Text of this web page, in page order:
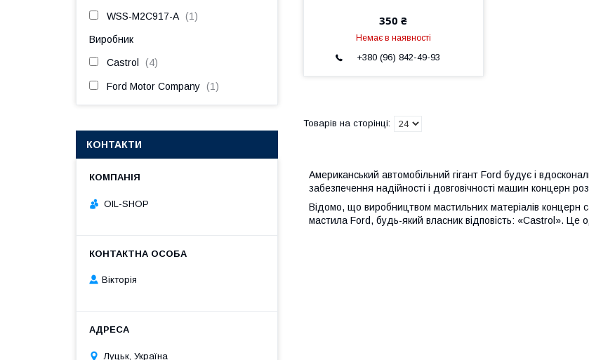
350 ₴
Немає в наявності
+380 (96) 842-49-93
Американський автомобільний гігант Ford будує і
забезпечення надійності і довговічності машин концерн
Відомо, що виробництвом мастильних матеріалів концерн
мастила Ford, будь-який власник відповість: «Castrol». Це
WSS-M2C917-A 1
Виробник
Castrol 4
Ford Motor Company 1
КОНТАКТИ
OIL-SHOP
Вікторія
Луцьк, Україна